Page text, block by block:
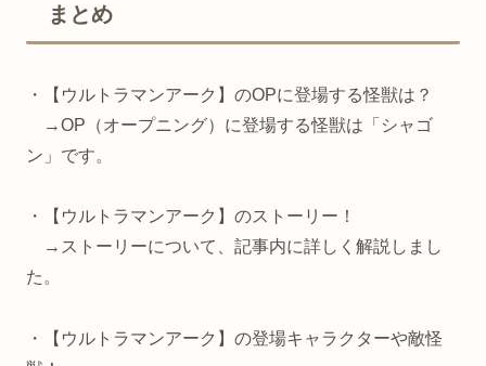
まとめ
・【ウルトラマンアーク】のOPに登場する怪獣は？
→OP（オープニング）に登場する怪獣は「シャゴ
ン」です。
・【ウルトラマンアーク】のストーリー！
→ストーリーについて、記事内に詳しく解説しまし
た。
・【ウルトラマンアーク】の登場キャラクターや敵怪